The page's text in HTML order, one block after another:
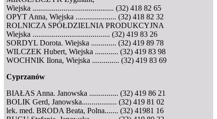
Wiejska .......................................... (32) 418 82 65
OPYT Anna, Wiejska ..................... (32) 418 82 32
ROLNICZA SPÓŁDZIELNIA PRODUKCYJNA
Wiejska ........................................ (32) 419 83 26
SORDYL Dorota. Wiejska ............. (32) 419 89 78
WILCZEK Hubert, Wiejska ............ (32) 419 83 98
WOCHNIK Ilona, Wiejska .............. (32) 419 83 69
Cyprzanów
BIAŁAS Anna. Janowska ............... (32) 419 86 21
BOLIK Gerd, Janowska.................. (32) 419 81 02
lek. med. BRODA Beata, Polna....... (32) 41981 16